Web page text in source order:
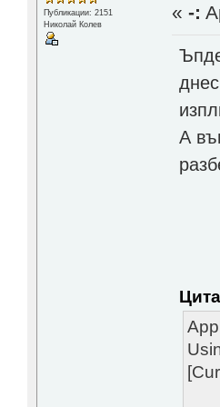
Публикации: 2151
Николай Колев
«-:
А